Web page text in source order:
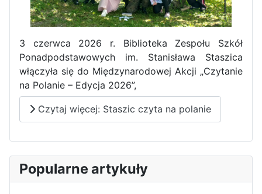
3 czerwca 2026 r. Biblioteka Zespołu Szkół
Ponadpodstawowych im. Stanisława Staszica
włączyła się do Międzynarodowej Akcji „Czytanie
na Polanie – Edycja 2026”,
Czytaj więcej: Staszic czyta na polanie
Popularne artykuły